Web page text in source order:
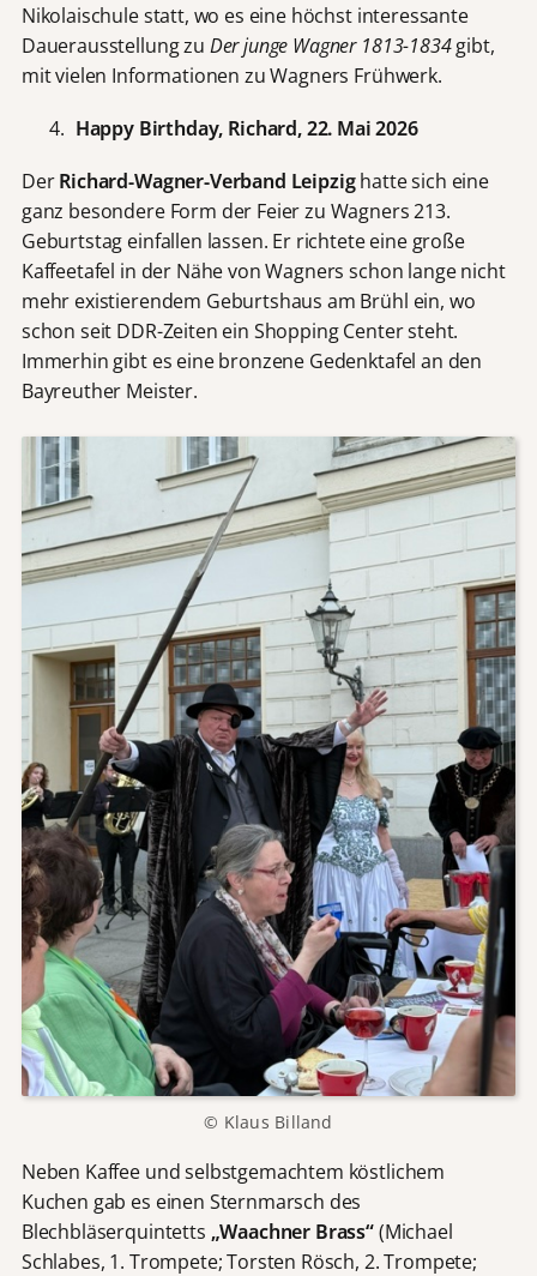
Nikolaischule statt, wo es eine höchst interessante
Dauerausstellung zu Der junge Wagner 1813-1834gibt,
mit vielen Informationen zu Wagners Frühwerk.
Happy Birthday, Richard, 22. Mai 2026
DerRichard-Wagner-Verband Leipzighatte sich eine
ganz besondere Form der Feier zu Wagners 213.
Geburtstag einfallen lassen. Er richtete eine große
Kaffeetafel in der Nähe von Wagners schon lange nicht
mehr existierendem Geburtshaus am Brühl ein, wo
schon seit DDR-Zeiten ein Shopping Center steht.
Immerhin gibt es eine bronzene Gedenktafel an den
Bayreuther Meister.
© Klaus Billand
Neben Kaffee und selbstgemachtem köstlichem
Kuchen gab es einen Sternmarsch des
Blechbläserquintetts „Waachner Brass“(Michael
Schlabes, 1. Trompete; Torsten Rösch, 2. Trompete;